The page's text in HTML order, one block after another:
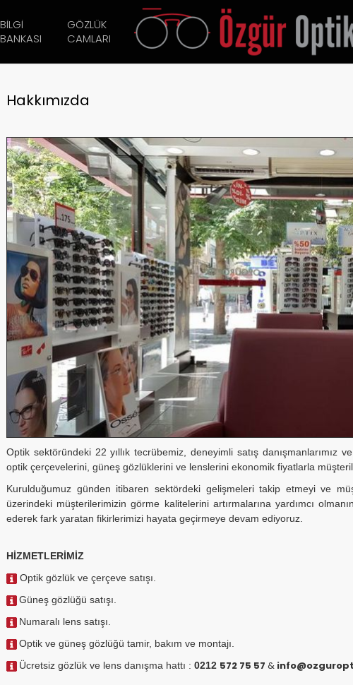
BILGI
BANKASI
GÖZLÜK
CAMLARI
Hakkımızda
Optik sektöründeki 22 yıllık tecrübemiz, deneyimli satış danışmanlarımız
optik çerçevelerini, güneş gözlüklerini ve lenslerini ekonomik fiyatlarla
Kurulduğumuz günden itibaren sektördeki gelişmeleri takip etmeyi ve
üzerindeki müşterilerimizin görme kalitelerini artırmalarına yardımcı
ederek fark yaratan fikirlerimizi hayata geçirmeye devam ediyoruz.
HİZMETLERİMİZ
Optik gözlük ve çerçeve satışı.
Güneş gözlüğü satışı.
Numaralı lens satışı.
Optik ve güneş gözlüğü tamir, bakım ve montajı.
Ücretsiz gözlük ve lens danışma hattı : 0212 572 75 57 &